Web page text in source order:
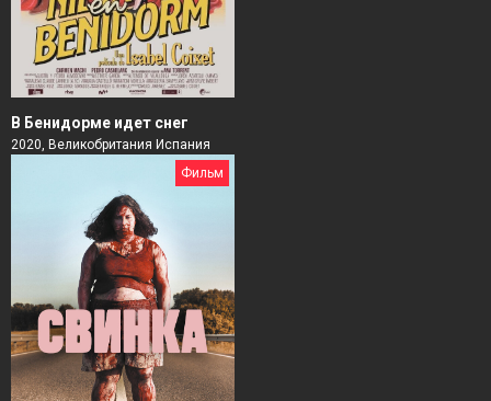
В Бенидорме идет снег
2020, Великобритания Испания
Фильм